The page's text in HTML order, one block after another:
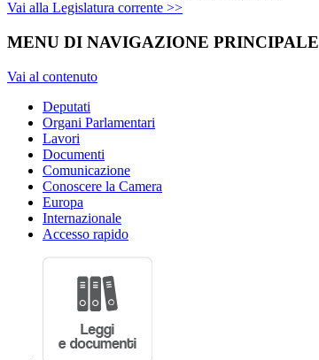
Vai alla Legislatura corrente >>
MENU DI NAVIGAZIONE PRINCIPALE
Vai al contenuto
Deputati
Organi Parlamentari
Lavori
Documenti
Comunicazione
Conoscere la Camera
Europa
Internazionale
Accesso rapido